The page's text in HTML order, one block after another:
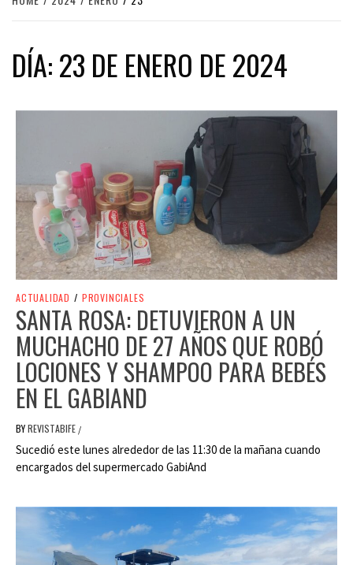
DÍA:23 DE ENERO DE 2024
ACTUALIDAD / PROVINCIALES
SANTA ROSA: DETUVIERON A UN
MUCHACHO DE 27 AÑOS QUE ROBÓ
LOCIONES Y SHAMPOO PARA BEBÉS
EN EL GABIAND
BYREVISTABIFE /
Sucedió este lunes alrededor de las 11:30 de la mañana cuando
encargados del supermercado GabiAnd